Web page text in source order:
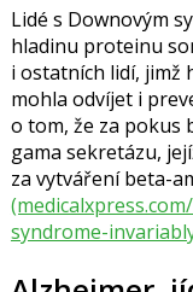
Lidé s Downovým
hladinu proteinu
i ostatních lidí, jimž
mohla odvíjet i
o tom, že za pokus
gama sekretázu,
za vytváření beta-
syndrome-